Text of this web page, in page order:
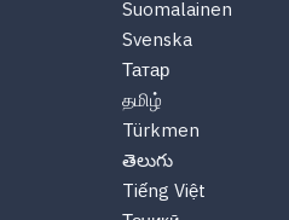
Suomalainen
Svenska
Татар
தமிழ்
Türkmen
తెలుగు
Tiếng Việt